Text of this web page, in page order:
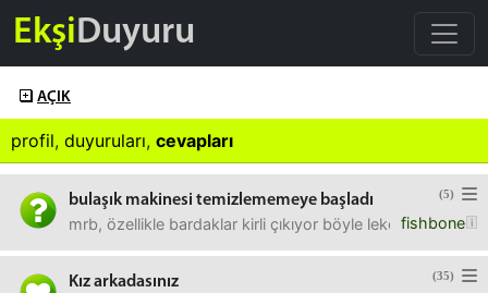
EkşiDuyuru
AÇIK
profil, duyuruları, cevapları
(5)
bulaşık makinesi temizlememeye başladı
fishbone
mrb, özellikle bardaklar kirli çıkıyor böyle lekeliden
(35)
Kız arkadasınız